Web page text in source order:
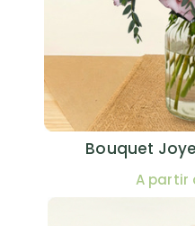
Bouquet
A partir